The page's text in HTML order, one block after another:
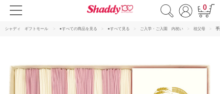
0
シャディ ギフトモール ●すべての商品を見る ●すべて見る ご入学・ご入園 内祝い 祖父母 手